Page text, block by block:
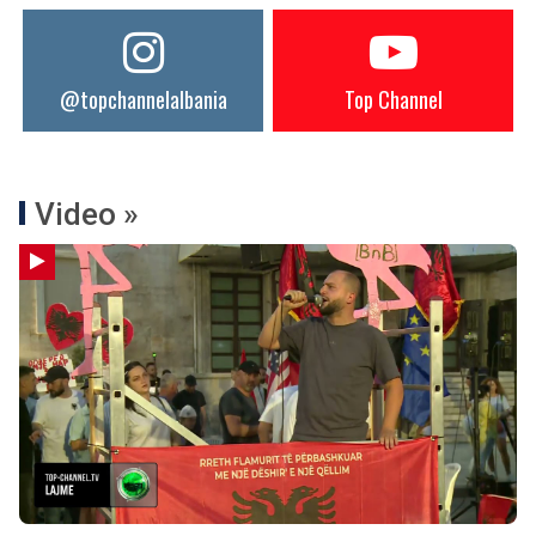
@topchannelalbania Top Channel
Video »